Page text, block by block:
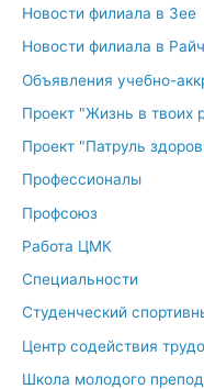
Новости филиала в Зее
Новости филиала в
Объявления учебно-
Проект "Жизнь в твоих
Проект "Патруль
Профессионалы
Профсоюз
Работа ЦМК
Специальности
Студенческий
Центр содействия
Школа молодого